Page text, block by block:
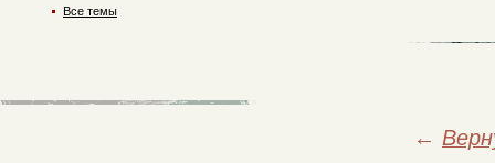
←
Все темы